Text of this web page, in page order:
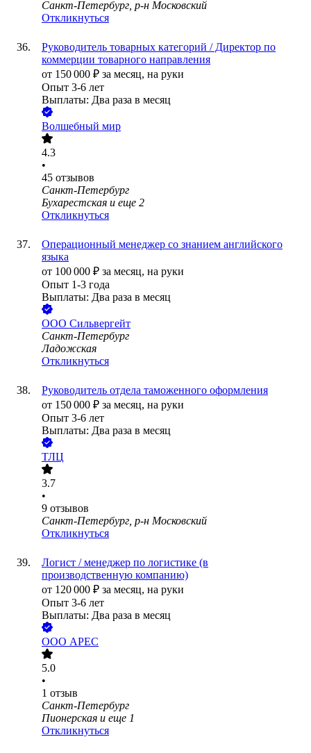
Санкт-Петербург, р-н Московский
Откликнуться
Руководитель товарных категорий / Директор по
коммерции товарного направления
от 150 000 ₽ за месяц, на руки
Опыт 3-6 лет
Выплаты: Два раза в месяц
Волшебный мир
4.3
•
45 отзывов
Санкт-Петербург
Бухарестская и еще 2
Откликнуться
Операционный менеджер со знанием английского
языка
от 100 000 ₽ за месяц, на руки
Опыт 1-3 года
Выплаты: Два раза в месяц
ООО Сильвергейт
Санкт-Петербург
Ладожская
Откликнуться
Руководитель отдела таможенного оформления
от 150 000 ₽ за месяц, на руки
Опыт 3-6 лет
Выплаты: Два раза в месяц
ТЛЦ
3.7
•
9 отзывов
Санкт-Петербург, р-н Московский
Откликнуться
Логист / менеджер по логистике (в
производственную компанию)
от 120 000 ₽ за месяц, на руки
Опыт 3-6 лет
Выплаты: Два раза в месяц
ООО АРЕС
5.0
•
1 отзыв
Санкт-Петербург
Пионерская и еще 1
Откликнуться